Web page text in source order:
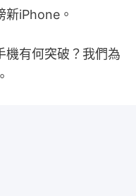
新iPhone。
機有何突破？我們為